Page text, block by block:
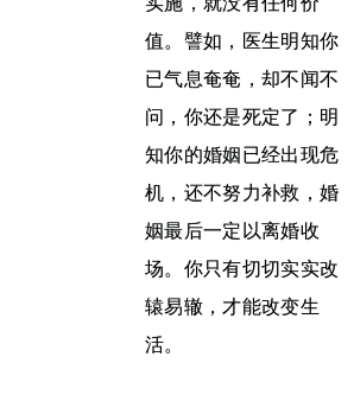
值。譬如，医生明知你
已气息奄奄，却不闻不
问，你还是死定了；明
知你的婚姻已经出现危
机，还不努力补救，婚
姻最后一定以离婚收
场。你只有切切实实改
辕易辙，才能改变生
活。